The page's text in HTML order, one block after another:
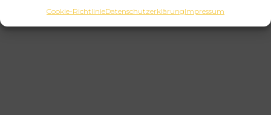
Cookie-RichtlinieDatenschutzerklärungImpressum